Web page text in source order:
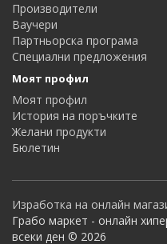
Производители
Ваучери
Партньорска програма
Специални предложения
Моят профил
Моят профил
История на поръчките
Желани продукти
Бюлетин
Изработка на онлайн
Грабо маркет - онлайн
всеки ден © 2026